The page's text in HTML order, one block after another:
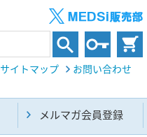
サイトマップ お問い合わせ
メルマガ会員登録